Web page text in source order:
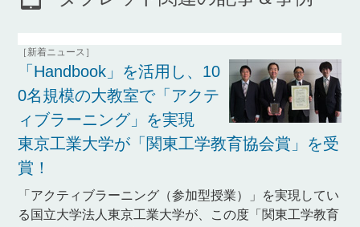
［新着ニュース］
「Handbook」を活用し、10
0名規模の大教室で「アクテ
ィブラーニング」を実現
東京工業大学が「関東工学教育協会賞」を受
賞！
「アクティブラーニング（参加型授業）」を実現してい
る国立大学法人東京工業大学が、この度「関東工学教育